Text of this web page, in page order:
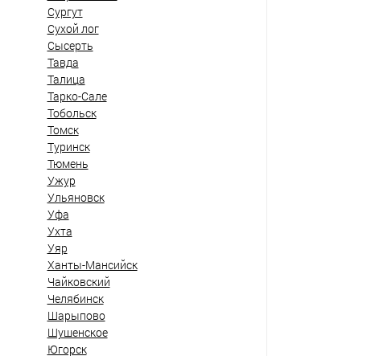
Сургут
Сухой лог
Сысерть
Тавда
Талица
Тарко-Сале
Тобольск
Томск
Туринск
Тюмень
Ужур
Ульяновск
Уфа
Ухта
Уяр
Ханты-Мансийск
Чайковский
Челябинск
Шарыпово
Шушенское
Югорск